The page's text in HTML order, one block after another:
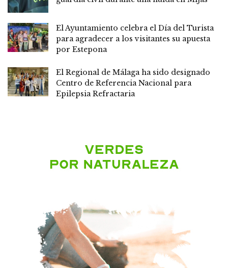
El Ayuntamiento celebra el Día del Turista
para agradecer a los visitantes su apuesta
por Estepona
El Regional de Málaga ha sido designado
Centro de Referencia Nacional para
Epilepsia Refractaria